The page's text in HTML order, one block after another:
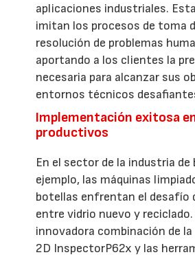
aplicaciones industriales.
imitan los procesos de toma
resolución de problemas
aportando a los clientes la
necesaria para alcanzar sus
entornos técnicos
Implementación exitosa
productivos
En el sector de la industria de
ejemplo, las máquinas
botellas enfrentan el desafío
entre vidrio nuevo y reciclado.
innovadora combinación de
2D InspectorP62x y las